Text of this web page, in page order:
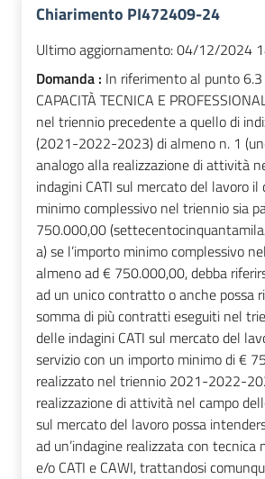
Chiarimento PI472409-24
Ultimo aggiornamento:04/12/2024
Domanda : In riferimento al punto 6.3
CAPACITÀ TECNICA E
nel triennio precedente a quello di
(2021-2022-2023) di almeno n. 1
analogo alla realizzazione di attività
indagini CATI sul mercato del lavoro il
minimo complessivo nel triennio sia
750.000,00
a) se l’importo minimo complessivo
almeno ad € 750.000,00, debba
ad un unico contratto o anche possa
somma di più contratti eseguiti nel
delle indagini CATI sul mercato del
servizio con un importo minimo di €
realizzato nel triennio 2021-2022-
realizzazione di attività nel campo
sul mercato del lavoro possa
ad un’indagine realizzata con tecnica
e/o CATI e CAWI, trattandosi